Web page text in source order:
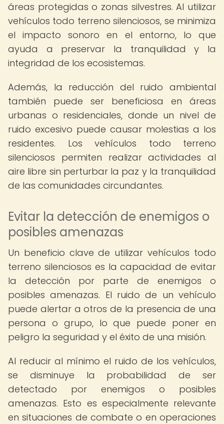
áreas protegidas o zonas silvestres. Al utilizar
vehículos todo terreno silenciosos, se minimiza
el impacto sonoro en el entorno, lo que
ayuda a preservar la tranquilidad y la
integridad de los ecosistemas.
Además, la reducción del ruido ambiental
también puede ser beneficiosa en áreas
urbanas o residenciales, donde un nivel de
ruido excesivo puede causar molestias a los
residentes. Los vehículos todo terreno
silenciosos permiten realizar actividades al
aire libre sin perturbar la paz y la tranquilidad
de las comunidades circundantes.
Evitar la detección de enemigos o
posibles amenazas
Un beneficio clave de utilizar vehículos todo
terreno silenciosos es la capacidad de evitar
la detección por parte de enemigos o
posibles amenazas. El ruido de un vehículo
puede alertar a otros de la presencia de una
persona o grupo, lo que puede poner en
peligro la seguridad y el éxito de una misión.
Al reducir al mínimo el ruido de los vehículos,
se disminuye la probabilidad de ser
detectado por enemigos o posibles
amenazas. Esto es especialmente relevante
en situaciones de combate o en operaciones